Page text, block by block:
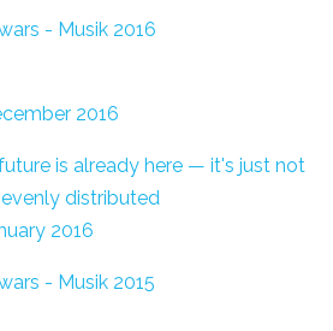
- Musik 2016
2016
is already here — it's just not
distributed
2016
- Musik 2015